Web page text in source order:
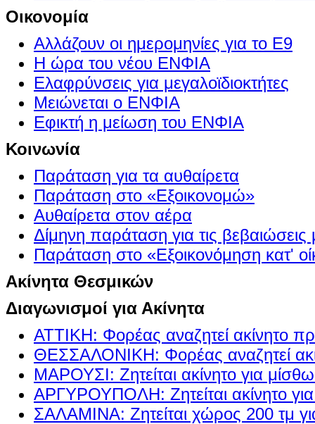
Οικονομία
Αλλάζουν οι ημερομηνίες για το Ε9
Η ώρα του νέου ΕΝΦΙΑ
Ελαφρύνσεις για μεγαλοϊδιοκτήτες
Μειώνεται ο ΕΝΦΙΑ
Εφικτή η μείωση του ΕΝΦΙΑ
Κοινωνία
Παράταση για τα αυθαίρετα
Παράταση στο «Εξοικονομώ»
Αυθαίρετα στον αέρα
Δίμηνη παράταση για τις βεβαιώσεις
Παράταση στο «Εξοικονόμηση κατ'
Ακίνητα Θεσμικών
Διαγωνισμοί για Ακίνητα
ΑΤΤΙΚΗ: Φορέας αναζητεί ακίνητο
ΘΕΣΣΑΛΟΝΙΚΗ: Φορέας αναζητεί
ΜΑΡΟΥΣΙ: Ζητείται ακίνητο για
ΑΡΓΥΡΟΥΠΟΛΗ: Ζητείται ακίνητο
ΣΑΛΑΜΙΝΑ: Ζητείται χώρος 200 τμ